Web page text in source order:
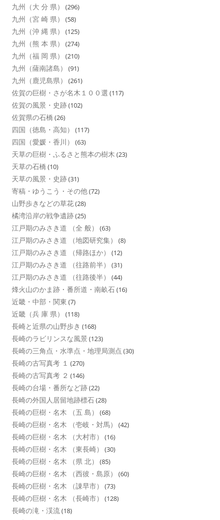
九州（大 分 県） (296)
九州（宮 崎 県） (58)
九州（沖 縄 県） (125)
九州（熊 本 県） (274)
九州（福 岡 県） (210)
九州（薩南諸島） (91)
九州（鹿児島県） (261)
佐賀の巨樹・さが名木１００選 (117)
佐賀の風景・史跡(102)
佐賀県の石橋 (26)
四国（徳島・高知） (117)
四国（愛媛・香川） (63)
天草の巨樹・ふるさと熊本の樹木 (23)
天草の石橋 (10)
天草の風景・史跡(31)
寄稿・ゆうこう・その他(72)
山野歩きなどの草花(28)
橘湾沿岸の戦争遺跡(25)
江戸期のみさき道 （全 般） (63)
江戸期のみさき道 （地図研究集） (8)
江戸期のみさき道 （帰路ほか） (12)
江戸期のみさき道 （往路前半） (31)
江戸期のみさき道 （往路後半） (44)
烽火山のかま跡・番所道・南畝石(16)
近畿・中部・関東 (7)
近畿（兵 庫 県） (118)
長崎と近県の山野歩き (168)
長崎のラビリンスな風景 (123)
長崎の三角点・水準点・地理局測点 (30)
長崎の古写真考 １ (270)
長崎の古写真考 ２ (146)
長崎の台場・番所など跡(22)
長崎の外国人居留地跡標石(28)
長崎の巨樹・名木 （五 島） (68)
長崎の巨樹・名木 （壱岐・対馬） (42)
長崎の巨樹・名木 （大村市） (16)
長崎の巨樹・名木 （東長崎） (30)
長崎の巨樹・名木 （県 北） (85)
長崎の巨樹・名木 （西彼・島原） (60)
長崎の巨樹・名木 （諌早市） (73)
長崎の巨樹・名木 （長崎市） (128)
長崎の滝・渓流(18)